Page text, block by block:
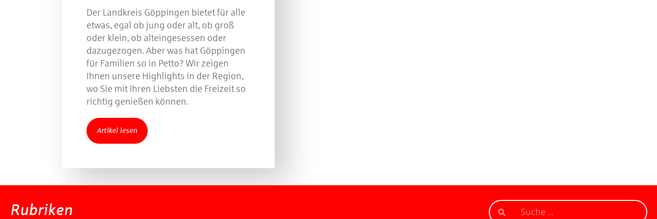
Der Landkreis Göppingen bietet für alle
etwas, egal ob jung oder alt, ob groß
oder klein, ob alteingesessen oder
dazugezogen. Aber was hat Göppingen
für Familien so in Petto? Wir zeigen
Ihnen unsere Highlights in der Region,
wo Sie mit Ihren Liebsten die Freizeit so
richtig genießen können.
Artikel lesen
Rubriken